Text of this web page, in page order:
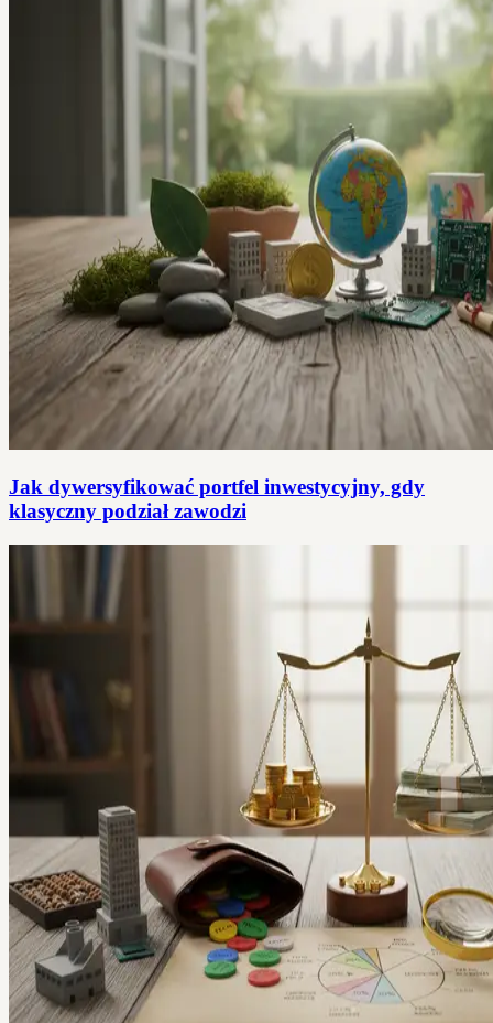
Jak dywersyfikować portfel inwestycyjny, gdy
klasyczny podział zawodzi